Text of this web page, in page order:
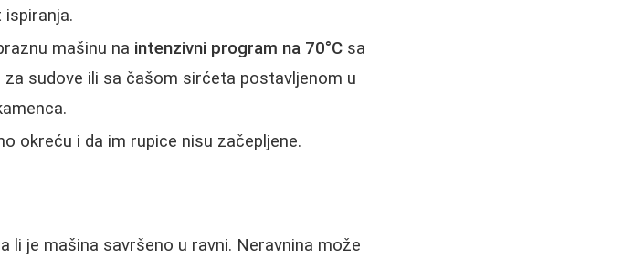
mašinu na intenzivni program na 70°C sa
sudove ili sa čašom sirćeta postavljenom u
okreću i da im rupice nisu začepljene.
li je mašina savršeno u ravni. Neravnina može